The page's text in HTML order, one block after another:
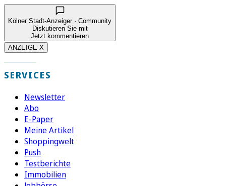
Kölner Stadt-Anzeiger · Community
Diskutieren Sie mit
Jetzt kommentieren
ANZEIGE X
SERVICES
Newsletter
Abo
E-Paper
Meine Artikel
Shoppingwelt
Push
Testberichte
Immobilien